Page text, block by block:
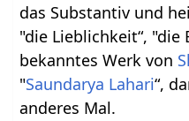
das Substantiv und
"die Lieblichkeit“, "die
bekanntes Werk von
"Saundarya Lahari“,
anderes Mal.